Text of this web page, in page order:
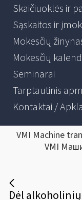
Skaičiuoklės ir
Sąskaitos ir
Mokesčių
Mokesčių
Seminarai
Tarptautinis
Kontaktai /
VMI Machine
VMI